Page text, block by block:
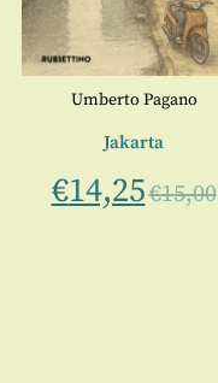
Umberto Pagano
Jakarta
€14,25€15,00